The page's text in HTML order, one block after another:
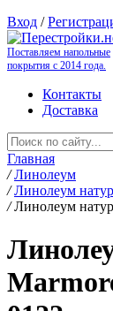
Вход /
Поставляем напольные
покрытия с 2014 года.
Контакты
Доставка
Главная
/ Линолеум
/ Линолеум
/ Линолеум